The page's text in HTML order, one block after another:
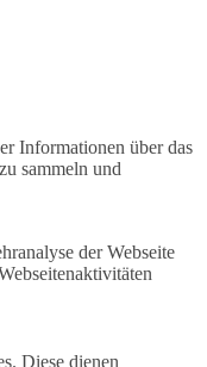
Informationen über das
sammeln und
der Webseite
Diese dienen